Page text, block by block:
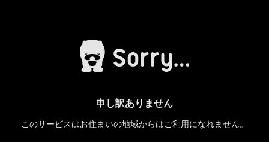
申し訳ありません
このサービスはお住まいの地域からはご利用になれません。